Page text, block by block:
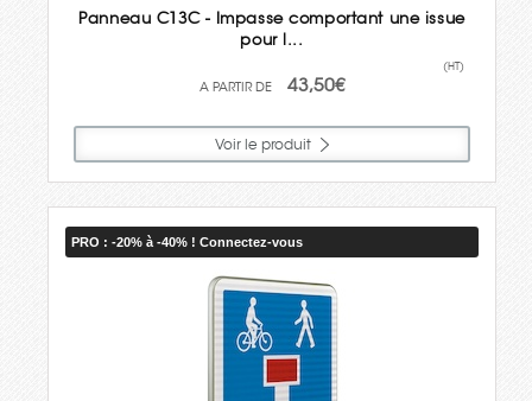
Panneau C13C - Impasse comportant une issue
pour l...
43,50€
(HT)
Voir le produit
PRO : -20% à -40% ! Connectez-vous